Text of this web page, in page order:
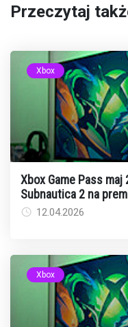
Przeczytaj
Xbox
Xbox Game Pass
Subnautica 2 na
12.04.2026
Xbox